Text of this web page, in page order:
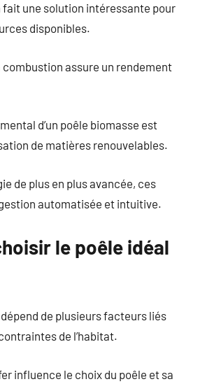
fait une solution intéressante pour
disponibles.
combustion assure un rendement
d’un poêle biomasse est
de matières renouvelables.
de plus en plus avancée, ces
automatisée et intuitive.
le poêle idéal
dépend de plusieurs facteurs liés
de l’habitat.
influence le choix du poêle et sa